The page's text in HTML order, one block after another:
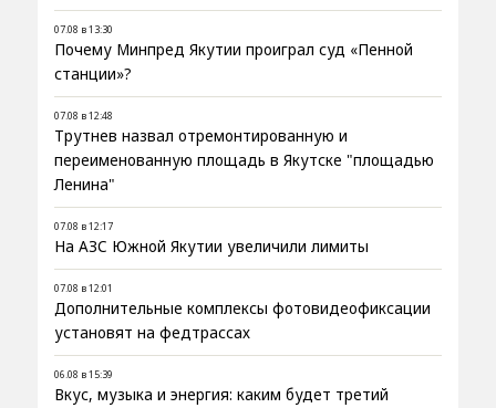
07.08 в 13:30
Почему Минпред Якутии проиграл суд «Пенной
станции»?
07.08 в 12:48
Трутнев назвал отремонтированную и
переименованную площадь в Якутске "площадью
Ленина"
07.08 в 12:17
На АЗС Южной Якутии увеличили лимиты
07.08 в 12:01
Дополнительные комплексы фотовидеофиксации
установят на федтрассах
06.08 в 15:39
Вкус, музыка и энергия: каким будет третий